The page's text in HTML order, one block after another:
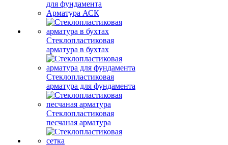
для фундамента
Арматура АСК
Стеклопластиковая
арматура в бухтах
Стеклопластиковая
арматура для фундамента
Стеклопластиковая
песчаная арматура